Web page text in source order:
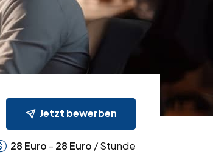
Jetzt bewerben
28 Euro - 28 Euro / Stunde